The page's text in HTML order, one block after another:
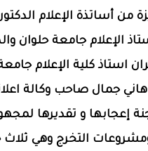
من أساتذة الإعلام
الإعلام جامعة حلوان
استاذ كلية الإعلام
هاني جمال صاحب وكالة
إعجابها و تقديرها
التخرج وهي